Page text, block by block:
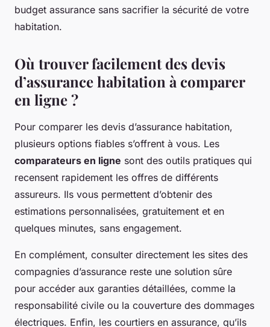
budget assurance sans sacrifier la sécurité de votre
habitation.
Où trouver facilement des devis
d’assurance habitation à comparer
en ligne ?
Pour comparer les devis d’assurance habitation,
plusieurs options fiables s’offrent à vous. Les
comparateurs en ligne sont des outils pratiques qui
recensent rapidement les offres de différents
assureurs. Ils vous permettent d’obtenir des
estimations personnalisées, gratuitement et en
quelques minutes, sans engagement.
En complément, consulter directement les sites des
compagnies d’assurance reste une solution sûre
pour accéder aux garanties détaillées, comme la
responsabilité civile ou la couverture des dommages
électriques. Enfin, les courtiers en assurance, qu’ils